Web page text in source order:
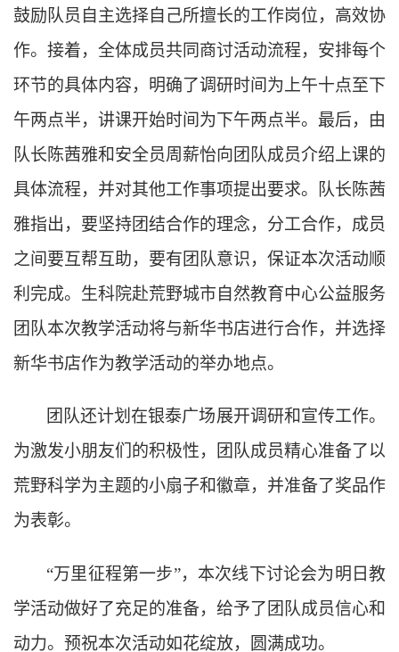
鼓励队员自主选择自己所擅长的工作岗位，高效协
作。接着，全体成员共同商讨活动流程，安排每个
环节的具体内容，明确了调研时间为上午十点至下
午两点半，讲课开始时间为下午两点半。最后，由
队长陈茜雅和安全员周薪怡向团队成员介绍上课的
具体流程，并对其他工作事项提出要求。队长陈茜
雅指出，要坚持团结合作的理念，分工合作，成员
之间要互帮互助，要有团队意识，保证本次活动顺
利完成。 生科院赴荒野城市自然教育中心公益服务
团队本次教学活动将与新华书店进行合作，并选择
新华书店作为教学活动的举办地点。
团队还计划在银泰广场展开调研和宣传工作。
为激发小朋友们的积极性，团队成员精心准备了以
荒野科学为主题的小扇子和徽章，并准备了奖品作
为表彰。
“万里征程第一步”，本次线下讨论会为明日教
学活动做好了充足的准备，给予了团队成员信心和
动力。预祝本次活动如花绽放，圆满成功。